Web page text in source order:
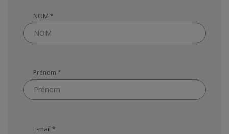
NOM *
Prénom *
E-mail *